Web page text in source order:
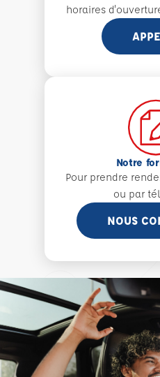
horaires
Notre
Pour prendre
ou par
NOUS